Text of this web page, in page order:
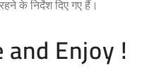
के निर्देश दिए गए हैं।
and Enjoy !